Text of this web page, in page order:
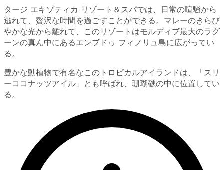
タージ エキゾティカ リゾート＆スパでは、日常の喧騒から
逃れて、贅沢な時間を過ごすことができる。マレーのきらび
やかな光から離れて、このリゾートはモルディブ最大のラグ
ーンの真ん中にあるエンブドゥ フィノリュ島に広がってい
る。
豊かな動植物で有名なこのトロピカルアイランドは、「スリ
ーココナッツアイル」とも呼ばれ、珊瑚礁の中に位置してい
る。